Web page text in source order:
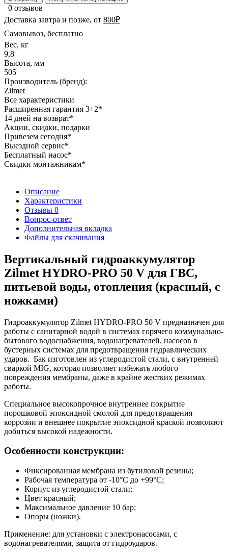
0 отзывов
Доставка завтра и позже, от 800₽
Самовывоз, бесплатно
Вес, кг
9,8
Высота, мм
505
Производитель (бренд):
Zilmet
Все характеристики
Расширенная гарантия 3+2*
14 дней на возврат*
Акции, скидки, подарки
Привезем сегодня*
Выездной сервис*
Бесплатный насос*
Скидки монтажникам*
Описание
Характеристики
Отзывы 0
Вопрос-ответ
Дополнительная вкладка
Файлы для скачивания
Вертикальный гидроаккумулятор
Zilmet HYDRO-PRO 50 V для ГВС,
питьевой воды, отопления (красный, с
ножками)
Гидроаккумулятор Zilmet HYDRO-PRO 50 V предназначен для
работы с санитарной водой в системах горячего коммунально-
бытового водоснабжения, водонагревателей, насосов в
бустерных системах для предотвращения гидравлических
ударов. Бак изготовлен из углеродистой стали, с внутренней
сваркой MIG, которая позволяет избежать любого
повреждения мембраны, даже в крайне жестких режимах
работы.
Специальное высокопрочное внутреннее покрытие
порошковой эпоксидной смолой для предотвращения
коррозии и внешнее покрытие эпоксидной краской позволяют
добиться высокой надежности.
Особенности конструкции:
Фиксированная мембрана из бутиловой резины;
Рабочая температура от -10°С до +99°С;
Корпус из углеродистой стали;
Цвет красный;
Максимальное давление 10 бар;
Опоры (ножки).
Применение: для установки с электронасосами, с
водонагревателями, защита от гидроударов.